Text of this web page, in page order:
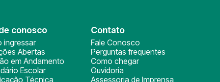
conosco
ingressar
Abertas
em Andamento
Escolar
Técnica
Contato
Fale Conosco
Perguntas frequentes
Como chegar
Ouvidoria
Assessoria de Imprensa